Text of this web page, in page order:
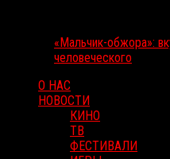
«Мальчик-обжора»:
человеческого
О НАС
НОВОСТИ
КИНО
ТВ
ФЕСТИВАЛИ